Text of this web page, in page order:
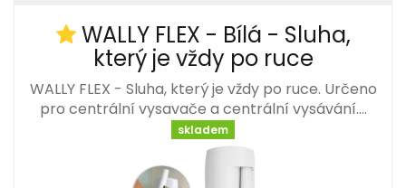
WALLY FLEX - Bílá - Sluha,
který je vždy po ruce
WALLY FLEX - Sluha, který je vždy po ruce. Určeno
pro centrální vysavače a centrální vysávání.…
skladem